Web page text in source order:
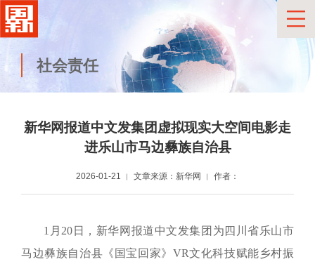
社会责任
新华网报道中文发集团虚拟现实大空间电影走
进乐山市马边彝族自治县
2026-01-21 文章来源：新华网 作者：
1月20日，新华网报道中文发集团为四川省乐山市
马边彝族自治县《国宝回家》VR文化科技赋能乡村振